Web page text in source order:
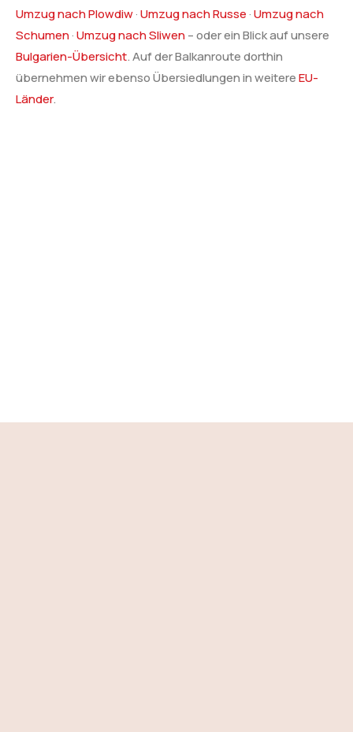
Umzug nach Plowdiw·Umzug nach Russe ·Umzug nach
Schumen·Umzug nach Sliwen– oder ein Blick auf unsere
Bulgarien-Übersicht. Auf der Balkanroute dorthin
übernehmen wir ebenso Übersiedlungen in weitereEU-
Länder.